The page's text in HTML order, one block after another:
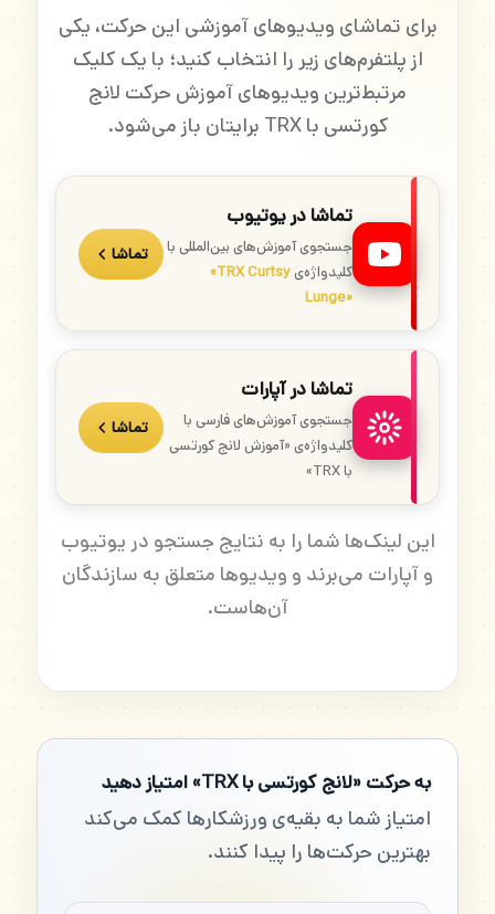
برای تماشای ویدیوهای آموزشی این حرکت، یکی
از پلتفرم‌های زیر را انتخاب کنید؛ با یک کلیک
مرتبط‌ترین ویدیوهای آموزش حرکت لانج
کورتسی با TRX برایتان باز می‌شود.
تماشا در یوتیوب
جستجوی آموزش‌های بین‌المللی با
کلیدواژه‌ی«TRX Curtsy
Lunge»
تماشا
تماشا در آپارات
جستجوی آموزش‌های فارسی با
کلیدواژه‌ی «آموزش لانج کورتسی
با TRX»
تماشا
این لینک‌ها شما را به نتایج جستجو در یوتیوب
و آپارات می‌برند و ویدیوها متعلق به سازندگان
آن‌هاست.
به حرکت «لانج کورتسی با TRX» امتیاز دهید
امتیاز شما به بقیه‌ی ورزشکارها کمک می‌کند
بهترین حرکت‌ها را پیدا کنند.